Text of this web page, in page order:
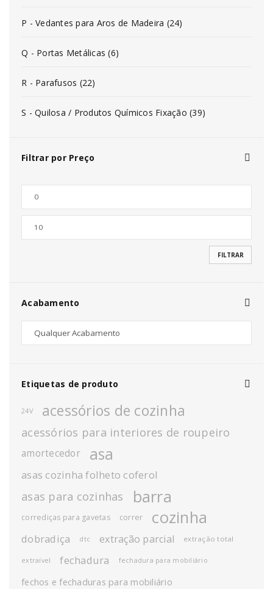
P - Vedantes para Aros de Madeira (24)
Q - Portas Metálicas (6)
R - Parafusos (22)
S - Quilosa / Produtos Químicos Fixação (39)
Filtrar por Preço
FILTRAR
Acabamento
Etiquetas de produto
24V acessórios de cozinha
acessórios para interiores de roupeiro
amortecedor asa
asas cozinha folheto coferol
asas para cozinhas barra
corrediças para gavetas correr cozinha
dobradiça dtc extração parcial extração total
extraível fechadura fechadura para mobiliário
fechos e fechaduras para mobiliário